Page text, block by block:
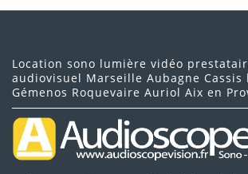
adapté ?
Réunions et conférences
Présentations scolaires ou
Soirées privées et projections vidéo
Location sono lumière vidéo
audiovisuel Marseille Aubagne Cassis
Gémenos Roquevaire Auriol Aix en